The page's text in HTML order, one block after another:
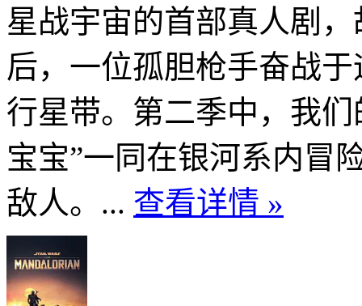
星战宇宙的首部真人剧
后，一位孤胆枪手奋战
行星带。第二季中，我
宝宝”一同在银河系内冒
敌人。... 查看详情 »